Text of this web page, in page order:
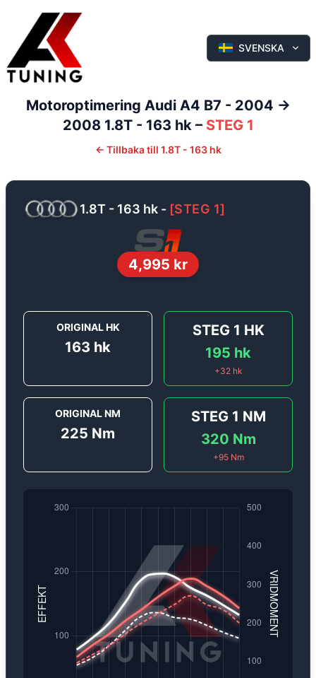
SVENSKA
Motoroptimering Audi A4 B7 - 2004 ->
2008 1.8T - 163 hk– STEG 1
← Tillbaka till 1.8T - 163 hk
1.8T - 163 hk - [STEG 1]
4,995 kr
ORIGINAL HK
163 hk
STEG 1 HK
195 hk
+32hk
ORIGINAL NM
225 Nm
STEG 1 NM
320 Nm
+95Nm